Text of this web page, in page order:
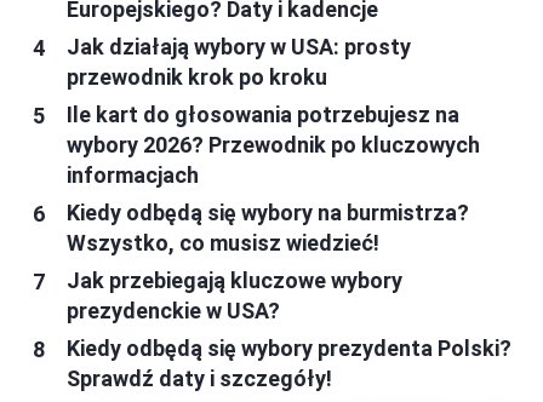
Europejskiego? Daty i kadencje
Jak działają wybory w USA: prosty
przewodnik krok po kroku
Ile kart do głosowania potrzebujesz na
wybory 2026? Przewodnik po kluczowych
informacjach
Kiedy odbędą się wybory na burmistrza?
Wszystko, co musisz wiedzieć!
Jak przebiegają kluczowe wybory
prezydenckie w USA?
Kiedy odbędą się wybory prezydenta Polski?
Sprawdź daty i szczegóły!